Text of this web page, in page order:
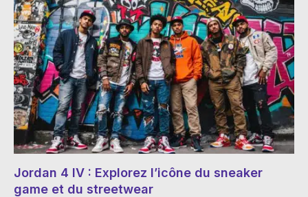
Jordan 4 IV : Explorez l’icône du sneaker
game et du streetwear